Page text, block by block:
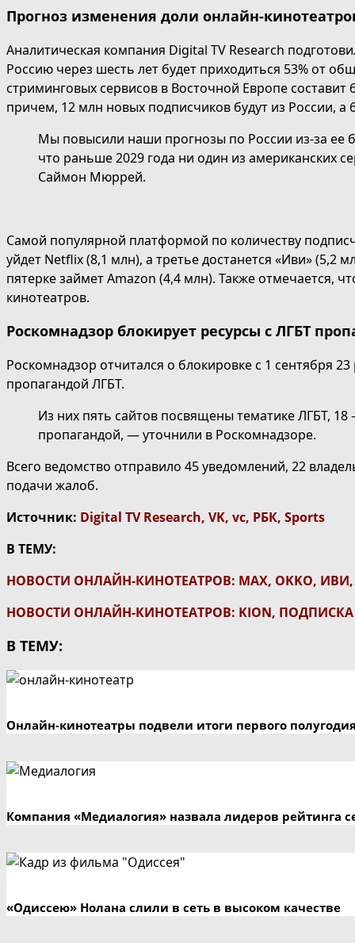
Прогноз изменения доли онлайн-
Аналитическая компания Digital TV Research
Россию через шесть лет будет приходиться 53% от
стриминговых сервисов в Восточной Европе составит
причем, 12 млн новых подписчиков будут из России,
Мы повысили наши прогнозы по России из-за ее
что раньше 2029 года ни один из американских
Саймон Мюррей.
Самой популярной платформой по количеству
уйдет Netflix (8,1 млн), а третье достанется «Иви» (5,2
пятерке займет Amazon (4,4 млн). Также отмечается,
кинотеатров.
Роскомнадзор блокирует ресурсы с ЛГБТ
Роскомнадзор отчитался о блокировке с 1 сентября
пропагандой ЛГБТ.
Из них пять сайтов посвящены тематике ЛГБТ,
пропагандой, — уточнили в Роскомнадзоре.
Всего ведомство отправило 45 уведомлений, 22
подачи жалоб.
Источник: Digital TV Research, VK, vc, РБК, Sports
В ТЕМУ:
НОВОСТИ ОНЛАЙН-КИНОТЕАТРОВ: MAX, OKKO, ИВИ,
НОВОСТИ ОНЛАЙН-КИНОТЕАТРОВ: KION,
В ТЕМУ:
Онлайн-кинотеатры подвели итоги первого
Компания «Медиалогия» назвала лидеров рейтинга
«Одиссею» Нолана слили в сеть в высоком качестве